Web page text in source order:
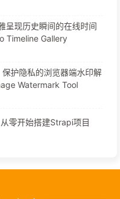
呈现历史瞬间的在线时间
Timeline Gallery
护隐私的浏览器端水印解
Watermark Tool
零开始搭建Strapi项目